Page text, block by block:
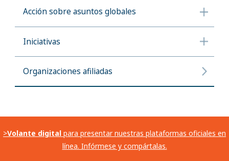
Acción sobre asuntos globales
Iniciativas
Organizaciones afiliadas
>Volante digital para presentar nuestras plataformas oficiales en
línea. Infórmese y compártalas.